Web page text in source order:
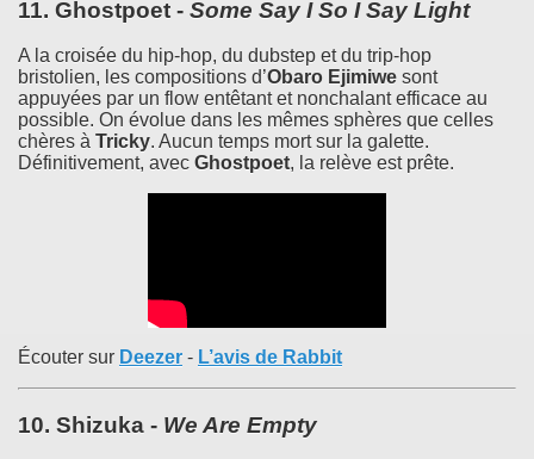
11. Ghostpoet - Some Say I So I Say Light
A la croisée du hip-hop, du dubstep et du trip-hop
bristolien, les compositions d’Obaro Ejimiwe sont
appuyées par un flow entêtant et nonchalant efficace au
possible. On évolue dans les mêmes sphères que celles
chères à Tricky. Aucun temps mort sur la galette.
Définitivement, avec Ghostpoet, la relève est prête.
Écouter sur Deezer - L’avis de Rabbit
10. Shizuka - We Are Empty